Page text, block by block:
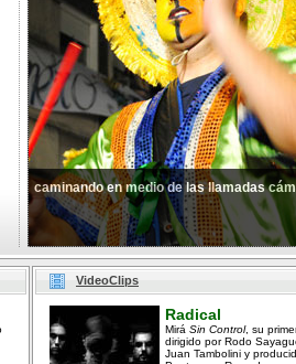
caminando en medio de las llamadas
VideoClips
Radical
Mirá Sin Control, su
dirigido por Rodo
Juan Tambolini y